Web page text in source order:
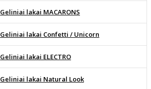
Geliniai lakai MACARONS
Geliniai lakai Confetti / Unicorn
Geliniai lakai ELECTRO
Geliniai lakai Natural Look